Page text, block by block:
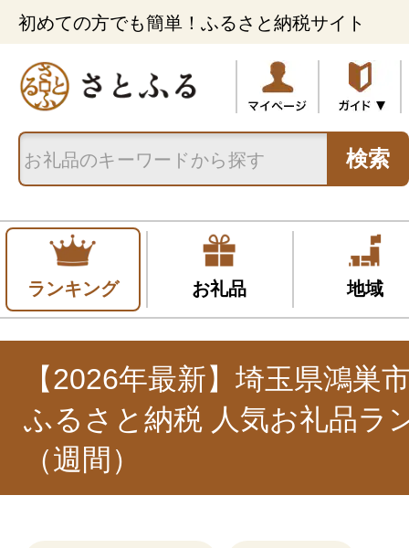
初めての方でも簡単！ふるさと納税サイト
検索
ランキング お礼品 地域
【2026年最新】埼玉県鴻巣
ふるさと納税 人気お礼品ラ
（週間）